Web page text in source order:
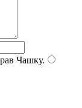
Чашку.